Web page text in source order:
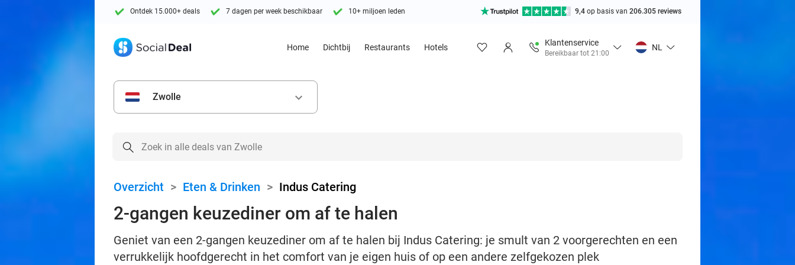
Ontdek 15.000+ deals 7 dagen per week beschikbaar 10+ miljoen leden 9,4 op basis van 206.305 reviews
Home Dichtbij Restaurants Hotels
Klantenservice
Bereikbaar tot 21:00
NL
Zwolle keyboard_arrow_down
Overzicht > Eten & Drinken > Indus Catering
2-gangen keuzediner om af te halen
Geniet van een 2-gangen keuzediner om af te halen bij Indus Catering: je smult van 2 voorgerechten en een
verrukkelijk hoofdgerecht in het comfort van je eigen huis of op een andere zelfgekozen plek